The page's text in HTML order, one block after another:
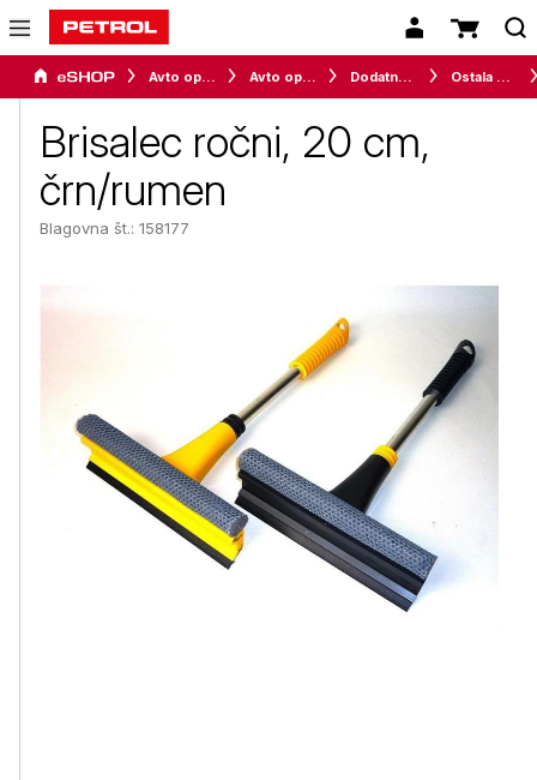
Avto oprema in avtomobilizem Avto oprema Dodatna oprema Ostala dodatna oprema
Brisalec ročni, 20 cm,
črn/rumen
Blagovna št.: 158177